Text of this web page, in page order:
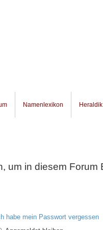
Namenlexikon Heraldik
um in diesem Forum
habe mein Passwort vergessen